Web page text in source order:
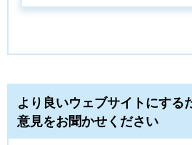
より良いウェブサイトにする
意見をお聞かせください